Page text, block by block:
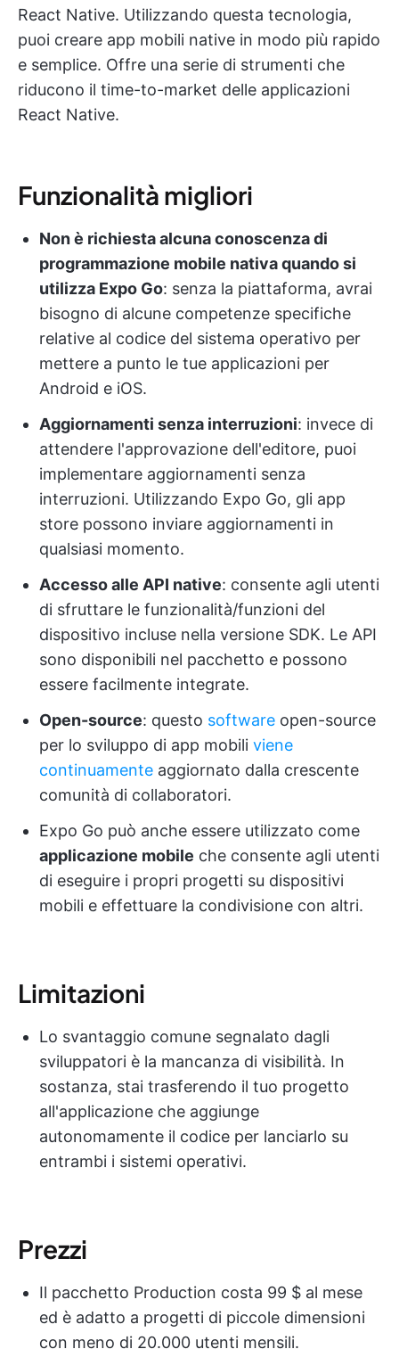
React Native. Utilizzando questa tecnologia,
puoi creare app mobili native in modo più rapido
e semplice. Offre una serie di strumenti che
riducono il time-to-market delle applicazioni
React Native.
Funzionalità migliori
Non è richiesta alcuna conoscenza di
programmazione mobile nativa quando si
utilizza Expo Go: senza la piattaforma, avrai
bisogno di alcune competenze specifiche
relative al codice del sistema operativo per
mettere a punto le tue applicazioni per
Android e iOS.
Aggiornamenti senza interruzioni: invece di
attendere l'approvazione dell'editore, puoi
implementare aggiornamenti senza
interruzioni. Utilizzando Expo Go, gli app
store possono inviare aggiornamenti in
qualsiasi momento.
Accesso alle API native: consente agli utenti
di sfruttare le funzionalità/funzioni del
dispositivo incluse nella versione SDK. Le API
sono disponibili nel pacchetto e possono
essere facilmente integrate.
Open-source: questo software open-source
per lo sviluppo di app mobili viene
continuamente aggiornato dalla crescente
comunità di collaboratori.
Expo Go può anche essere utilizzato come
applicazione mobile che consente agli utenti
di eseguire i propri progetti su dispositivi
mobili e effettuare la condivisione con altri.
Limitazioni
Lo svantaggio comune segnalato dagli
sviluppatori è la mancanza di visibilità. In
sostanza, stai trasferendo il tuo progetto
all'applicazione che aggiunge
autonomamente il codice per lanciarlo su
entrambi i sistemi operativi.
Prezzi
Il pacchetto Production costa 99 $ al mese
ed è adatto a progetti di piccole dimensioni
con meno di 20.000 utenti mensili.